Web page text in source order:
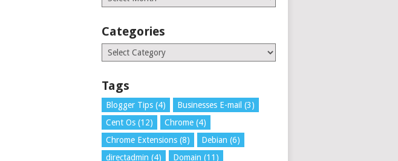
Categories
Categories
Tags
Blogger Tips (4) Businesses E-mail (3)
Cent Os (12) Chrome (4)
Chrome Extensions (8) Debian (6)
directadmin (4) Domain (11)